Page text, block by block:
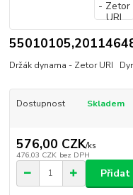
Držák dynama - Zetor URI
Dostupnost Skladem
576,00 CZK/ks
476,03 CZK bez DPH
Přidat